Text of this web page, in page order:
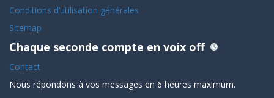
Conditions d’utilisation générales
Sitemap
Chaque seconde compte en voix off
Contact
Nous répondons à vos messages en 6 heures maximum.